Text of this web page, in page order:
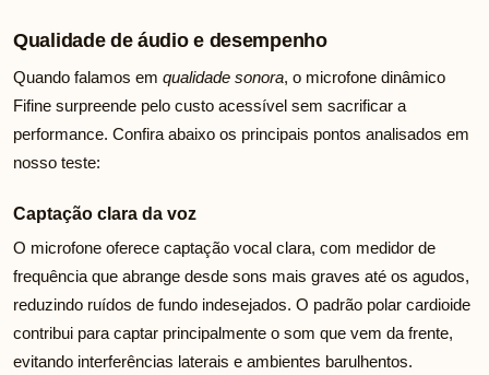
Qualidade de áudio e desempenho
Quando falamos em qualidade sonora, o microfone dinâmico
Fifine surpreende pelo custo acessível sem sacrificar a
performance. Confira abaixo os principais pontos analisados em
nosso teste:
Captação clara da voz
O microfone oferece captação vocal clara, com medidor de
frequência que abrange desde sons mais graves até os agudos,
reduzindo ruídos de fundo indesejados. O padrão polar cardioide
contribui para captar principalmente o som que vem da frente,
evitando interferências laterais e ambientes barulhentos.